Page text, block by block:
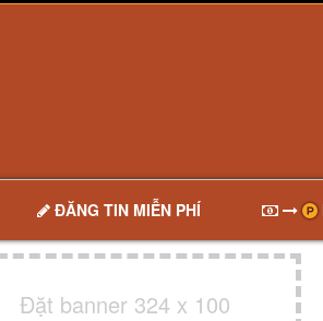
ĐĂNG TIN MIỄN PHÍ
Đặt banner 324 x 100